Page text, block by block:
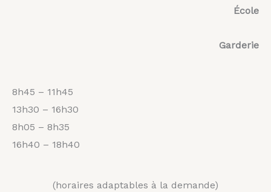
École
Garderie
8h45 – 11h45
13h30 – 16h30
8h05 – 8h35
16h40 – 18h40
(horaires adaptables à la demande)